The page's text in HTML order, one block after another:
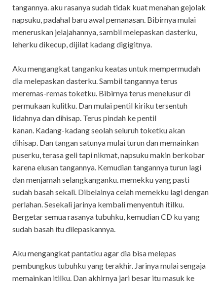
tangannya. aku rasanya sudah tidak kuat menahan gejolak
napsuku, padahal baru awal pemanasan. Bibirnya mulai
meneruskan jelajahannya, sambil melepaskan dasterku,
leherku dikecup, dijilat kadang digigitnya.
Aku mengangkat tanganku keatas untuk mempermudah
dia melepaskan dasterku. Sambil tangannya terus
meremas-remas toketku. Bibirnya terus menelusur di
permukaan kulitku. Dan mulai pentil kiriku tersentuh
lidahnya dan dihisap. Terus pindah ke pentil
kanan. Kadang-kadang seolah seluruh toketku akan
dihisap. Dan tangan satunya mulai turun dan memainkan
puserku, terasa geli tapi nikmat, napsuku makin berkobar
karena elusan tangannya. Kemudian tangannya turun lagi
dan menjamah selangkanganku. memekku yang pasti
sudah basah sekali. Dibelainya celah memekku lagi dengan
perlahan. Sesekali jarinya kembali menyentuh itilku.
Bergetar semua rasanya tubuhku, kemudian CD ku yang
sudah basah itu dilepaskannya.
Aku mengangkat pantatku agar dia bisa melepas
pembungkus tubuhku yang terakhir. Jarinya mulai sengaja
memainkan itilku. Dan akhirnya jari besar itu masuk ke